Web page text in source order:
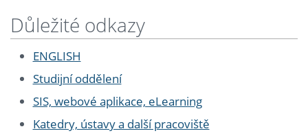
Důležité odkazy
ENGLISH
Studijní oddělení
SIS, webové aplikace, eLearning
Katedry, ústavy a další pracoviště